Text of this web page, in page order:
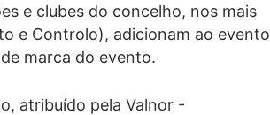
e clubes do concelho, nos mais
e Controlo), adicionam ao evento
marca do evento.
atribuído pela Valnor -